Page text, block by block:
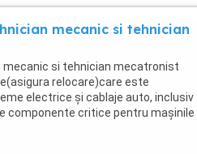
mecanic si tehnician
si tehnician mecatronist
relocare)care este
electrice și cablaje auto, inclusiv
componente critice pentru mașinile
...